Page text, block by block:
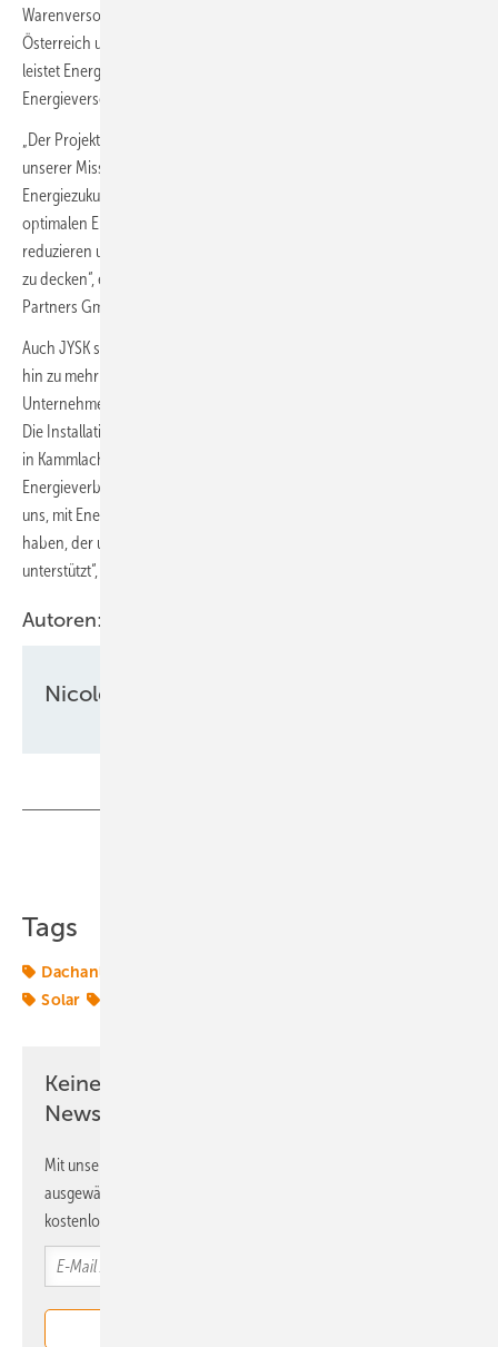
Warenversorgung der JYSK-Filialen in Deutschland, Frankreich, Italien,
Österreich und der Schweiz. Durch die neue Photovoltaikanlage
leistet Energy Partners einen wichtigen Beitrag zur nachhaltigen
Energieversorgung des Unternehmens.
„Der Projektabschluss markiert einen weiteren wichtigen Schritt in
unserer Mission, Unternehmen auf dem Weg zu einer nachhaltigen
Energiezukunft zu begleiten. Die Anlage wurde gezielt für den
optimalen Eigenverbrauch ausgelegt, um CO₂-Emissionen zu
reduzieren und den Energiebedarf von JYSK effizient und nachhaltig
zu decken“, erklärt Matthias Giller, Managing Director der Energy
Partners GmbH.
Auch JYSK sieht in der Partnerschaft einen entscheidenden Schritt
hin zu mehr Nachhaltigkeit. „Als international agierendes
Unternehmen tragen wir Verantwortung für eine nachhaltige Zukunft.
Die Installation der Photovoltaikanlage auf unserem Logistikzentrum
in Kammlach ist ein wichtiger Meilenstein, um unseren
Energieverbrauch noch umweltfreundlicher zu gestalten. Wir freuen
uns, mit Energy Partners einen erfahrenen Partner an unserer Seite zu
haben, der uns bei der Umsetzung unserer Nachhaltigkeitsziele
unterstützt“, betont Daniel Schöniger, Logistics Director der JYSK SE.
Autoren:
Nicole Weinhold
Tags
Dachanlagen
Solar
Keine Zeit? Kein Problem mit dem ERE
Newsletter!
Mit unserem Newsletter erhalten Sie regelmäßig von uns
ausgewählte Informationen und Neuigkeiten, gebündelt und
kostenlos direkt ins Postfach.